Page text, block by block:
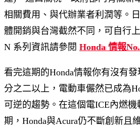
相關費用、與代辦業者利潤等。
體開銷與台灣截然不同，可自行
N 系列資訊請參閱 Honda 情報
看完這期的Honda情報你有沒有
分之二以上，電動車儼然已成為
可逆的趨勢。在這個電ICE內燃
期，Honda與Acura仍不斷創新且